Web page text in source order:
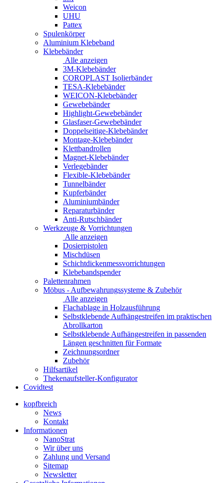
Weicon
UHU
Pattex
Spulenkörper
Aluminium Klebeband
Klebebänder
Alle anzeigen
3M-Klebebänder
COROPLAST Isolierbänder
TESA-Klebebänder
WEICON-Klebebänder
Gewebebänder
Highlight-Gewebebänder
Glasfaser-Gewebebänder
Doppelseitige-Klebebänder
Montage-Klebebänder
Klettbandrollen
Magnet-Klebebänder
Verlegebänder
Flexible-Klebebänder
Tunnelbänder
Kupferbänder
Aluminiumbänder
Reparaturbänder
Anti-Rutschbänder
Werkzeuge & Vorrichtungen
Alle anzeigen
Dosierpistolen
Mischdüsen
Schichtdickenmessvorrichtungen
Klebebandspender
Palettenrahmen
Möbus - Aufbewahrungssysteme & Zubehör
Alle anzeigen
Flachablage in Holzausführung
Selbstklebende Aufhängestreifen im praktischen
Abrollkarton
Selbstklebende Aufhängestreifen in passenden
Längen geschnitten für Formate
Zeichnungsordner
Zubehör
Hilfsartikel
Thekenaufsteller-Konfigurator
Covidtest
kopfbreich
News
Kontakt
Informationen
NanoStrat
Wir über uns
Zahlung und Versand
Sitemap
Newsletter